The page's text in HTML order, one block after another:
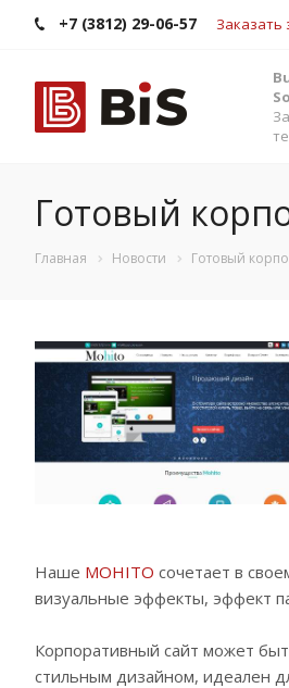
+7 (3812) 29-06-57 Заказать
Готовый
Главная Новости Готовый
Наше MOHITO сочетает в
визуальные эффекты, эффект
Корпоративный сайт может
стильным дизайном, идеален